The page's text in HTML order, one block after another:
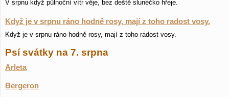
V srpnu když půlnoční vítr věje, bez deště slunéčko hřeje.
Když je v srpnu ráno hodně rosy, mají z toho radost vosy.
Když je v srpnu ráno hodně rosy, mají z toho radost vosy.
Psí svátky na 7. srpna
Arleta
Bergeron